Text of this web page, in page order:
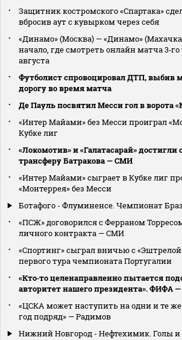
Защитник костромского «Спартака»
вбросив аут с кувырком через себя
«Динамо» (Москва) — «Динамо»
начало, где смотреть онлайн матча
августа
Футболист спровоцировал ДТП, выбив
дорогу во время матча
Де Пауль посвятил Месси гол в ворота
«Интер Майами» без Месси проиграл
Кубке лиг
«Локомотив» и «Галатасарай» достигли
трансферу Батракова — СМИ
«Интер Майами» сыграет в Кубке лиг
«Монтеррея» без Месси
Ботафого - Флуминенсе. Чемпионат
«ПСЖ» договорился с Ферраном
личного контракта — СМИ
«Спортинг» сыграл вничью с
первого тура чемпионата Португалии
«Кто‑то целенаправленно пытается
авторитет нашего президента». ФИФА
«ЦСКА может наступить на одни и те
год подряд» — Радимов
Нижний Новгород - Нефтехимик. Голы